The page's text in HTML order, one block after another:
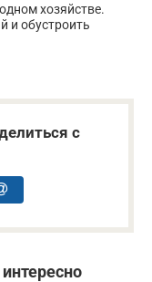
хозяйстве.
и обустроить
с